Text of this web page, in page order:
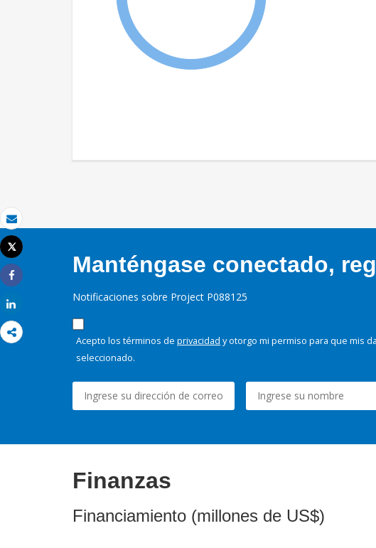
Correo electrónico
Imprimir
Tweet
Share
Manténgase conectado,
Notificaciones sobre Project P088125
Acepto los términos de privacidad y otorgo mi permiso para que mis
seleccionado.
Finanzas
Financiamiento (millones de US$)